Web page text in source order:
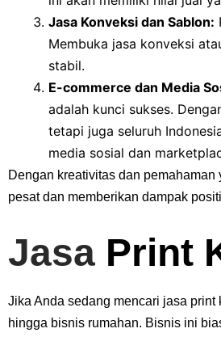
Jasa Konveksi dan Sablon:
Membuka jasa konveksi
stabil.
E-commerce dan Media
adalah kunci sukses.
tetapi juga seluruh
media sosial dan
Dengan kreativitas dan
pesat dan memberikan dampak
Jasa Print
Jika Anda sedang mencari jasa
hingga bisnis rumahan. Bisnis ini